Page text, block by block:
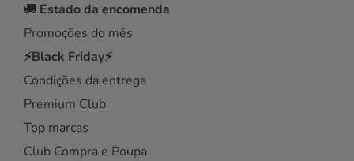
🚚 Estado da encomenda
Promoções do mês
⚡Black Friday⚡
Condições da entrega
Premium Club
Top marcas
Club Compra e Poupa